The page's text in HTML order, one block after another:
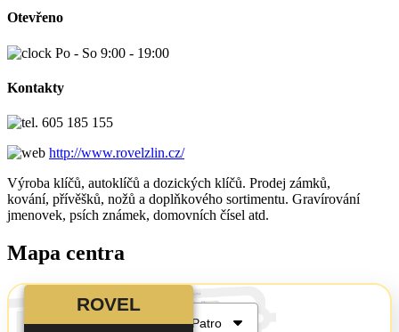
Otevřeno
Po - So 9:00 - 19:00
Kontakty
605 185 155
http://www.rovelzlin.cz/
Výroba klíčů, autoklíčů a dozických klíčů. Prodej zámků,
kování, přívěšků, nožů a doplňkového sortimentu. Gravírování
jmenovek, psích známek, domovních čísel atd.
Mapa centra